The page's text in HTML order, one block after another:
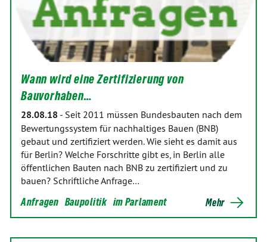
Wann wird eine Zertifizierung von
Bauvorhaben…
28.08.18 - Seit 2011 müssen Bundesbauten nach dem
Bewertungssystem für nachhaltiges Bauen (BNB)
gebaut und zertifiziert werden. Wie sieht es damit aus
für Berlin? Welche Forschritte gibt es, in Berlin alle
öffentlichen Bauten nach BNB zu zertifiziert und zu
bauen? Schriftliche Anfrage…
Anfragen Baupolitik im Parlament Mehr